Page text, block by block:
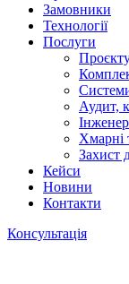
Замовники
Технології
Послуги
Аудит,
Хмарні
Захист
Кейси
Новини
Контакти
Консультація